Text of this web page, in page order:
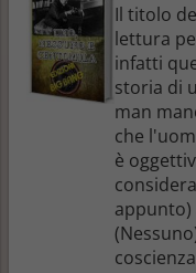
Il titolo
lettura
infatti
storia di
man
che
è
appunto)